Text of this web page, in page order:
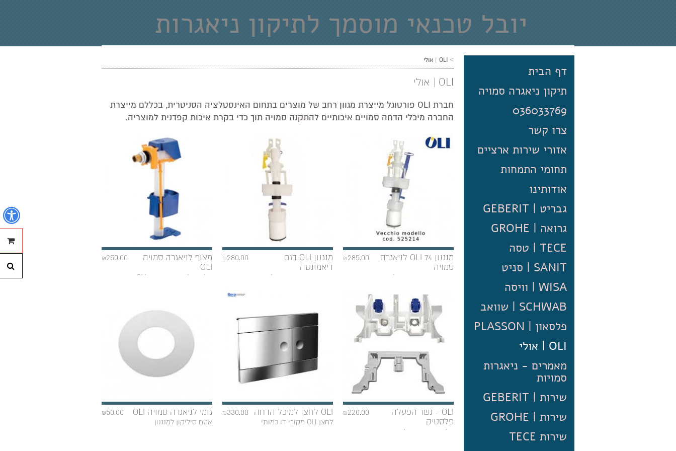
יובל טכנאי מוסמך לתיקון ניאגרות
סמויות ברזים ואינטרפוצים
טכנאי מומחה בניאגרות סמויות - אחריות כתובה לכל תיקון
דף הבית
תיקון ניאגרה סמויה
036033769
צרו קשר
אזורי שירות ארציים
תחומי התמחות
אודותינו
גבריט | GEBERIT
גרואה | GROHE
TECE | טסה
SANIT | סניט
WISA | וויסה
SCHWAB | שוואב
פלסאון | PLASSON
OLI | אולי
מאמרים - ניאגרות
סמויות
שירות | GEBERIT
שירות | GROHE
שירות TECE
> OLI | אולי
OLI | אולי
חברת OLI פורטוגל מייצרת מגוון רחב של מוצרים בתחום האינסטלציה הסניטרית, בכללם מייצרת
החברה מיכלי הדחה סמויים איכותיים להתקנה סמויה תוך כדי בקרת איכות קפדנית למוצריה.
₪285.00
מנגנון OLI 74 לניאגרה
סמויה
דו כמותי איכותי בעל
₪280.00
מנגנון OLI דגם
דיאמונטה
דו כמותי איכותי, בעל
₪250.00
מצוף לניאגרה סמויה
OLI
חלקים לניאגרה סמויה OLI
₪220.00
OLI - גשר הפעלה
פלסטיק
חלקים מקוריים לניאגרה
₪330.00 OLI לחצן למיכל הדחה
לחצן OLI מקורי דו כמותי
₪50.00 גומי לניאגרה סמויה OLI
אטם סיליקון למנגנון